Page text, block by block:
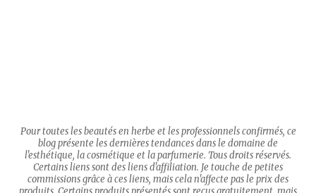
Pour toutes les beautés en herbe et les professionnels confirmés, ce
blog présente les dernières tendances dans le domaine de
l'esthétique, la cosmétique et la parfumerie. Tous droits réservés.
Certains liens sont des liens d'affiliation. Je touche de petites
commissions grâce à ces liens, mais cela n'affecte pas le prix des